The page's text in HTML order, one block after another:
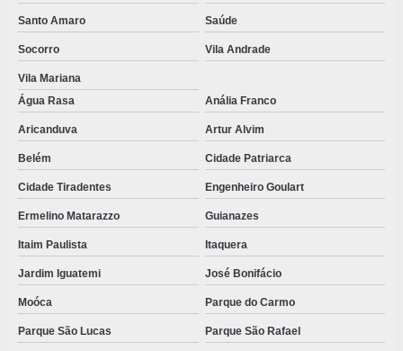
Santo Amaro Saúde
Socorro Vila Andrade
Vila Mariana
Água Rasa
Anália Franco
Aricanduva Artur Alvim
Belém Cidade Patriarca
Cidade Tiradentes Engenheiro Goulart
Ermelino Matarazzo Guianazes
Itaim Paulista Itaquera
Jardim Iguatemi José Bonifácio
Moóca Parque do Carmo
Parque São Lucas Parque São Rafael